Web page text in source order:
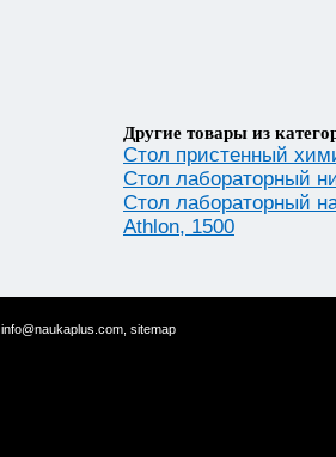
Другие товары из
Стол пристенный
Стол лабораторный
Стол лабораторный
Athlon, 1500
info@naukaplus.com sitemap